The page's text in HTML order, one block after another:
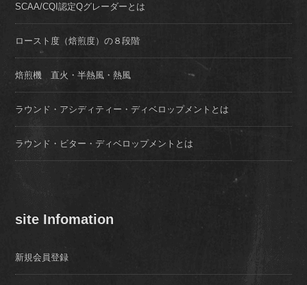
SCAA/CQI認定Qグレーダーとは
ロースト度（焙煎度）の８段階
焙煎機 直火・半熱風・熱風
ラウンド・アシディティー・ディベロップメントとは
ラウンド・ビター・ディベロップメントとは
site Infomation
新規会員登録